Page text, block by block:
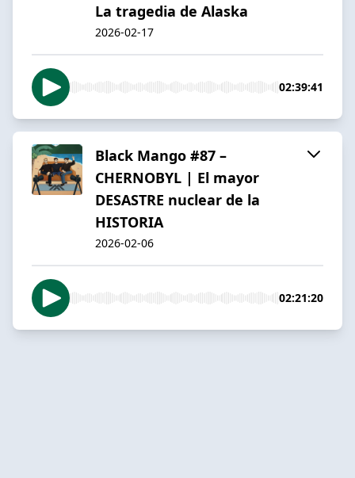
La tragedia de Alaska
2026-02-17
02:39:41
Black Mango #87 –
CHERNOBYL | El mayor
DESASTRE nuclear de la
HISTORIA
2026-02-06
02:21:20